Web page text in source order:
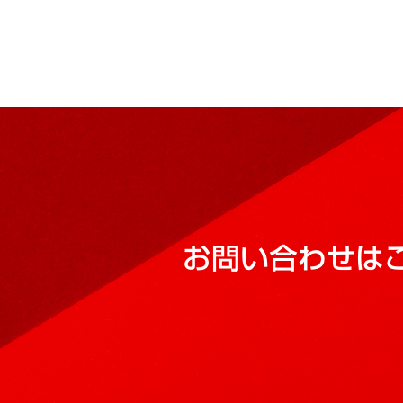
お問い合わせは